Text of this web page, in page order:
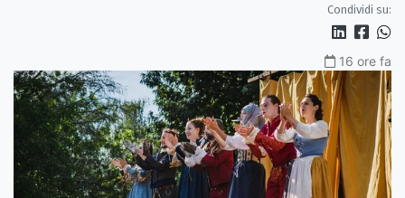
Condividi su:
16 ore fa